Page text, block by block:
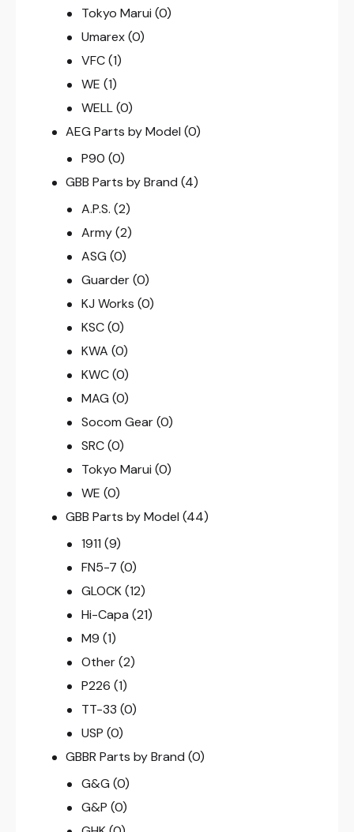
Tokyo Marui (0)
Umarex (0)
VFC (1)
WE (1)
WELL (0)
AEG Parts by Model (0)
P90 (0)
GBB Parts by Brand (4)
A.P.S. (2)
Army (2)
ASG (0)
Guarder (0)
KJ Works (0)
KSC (0)
KWA (0)
KWC (0)
MAG (0)
Socom Gear (0)
SRC (0)
Tokyo Marui (0)
WE (0)
GBB Parts by Model (44)
1911 (9)
FN5-7 (0)
GLOCK (12)
Hi-Capa (21)
M9 (1)
Other (2)
P226 (1)
TT-33 (0)
USP (0)
GBBR Parts by Brand (0)
G&G (0)
G&P (0)